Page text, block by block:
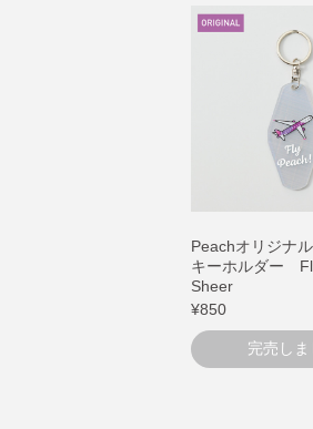
Peachオリジナ
キーホルダー
Sheer
¥850
完売しま